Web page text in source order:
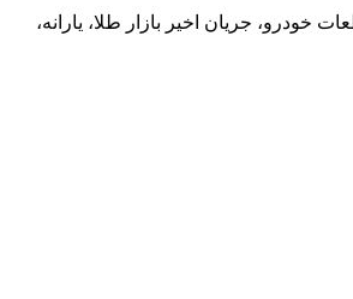
خودرو، جریان اخیر بازار طلا، یارانه،